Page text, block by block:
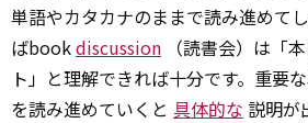
単語やカタカナのままで読み進めて
ばbookdiscussion （読書会）は「
ト」と理解できれば十分です。重要
を読み進めていくと 具体的な 説明が